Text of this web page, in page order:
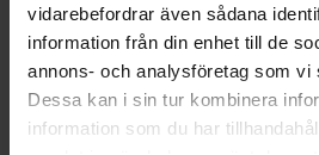
vidarebefordrar även sådana
information från din enhet till de
annons- och analysföretag som vi
Dessa kan i sin tur kombinera
information som du har
Dimmer
Lichtquelle
Verpackung